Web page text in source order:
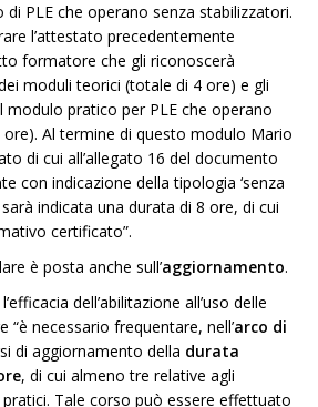
di PLE che operano senza stabilizzatori.
l’attestato precedentemente
formatore che gli riconoscerà
moduli teorici (totale di 4 ore) e gli
pratico per PLE che operano
Al termine di questo modulo Mario
di cui all’allegato 16 del documento
con indicazione della tipologia ‘senza
indicata una durata di 8 ore, di cui
certificato”.
è posta anche sull’aggiornamento.
dell’abilitazione all’uso delle
“è necessario frequentare, nell’arco di
di aggiornamento della durata
, di cui almeno tre relative agli
Tale corso può essere effettuato